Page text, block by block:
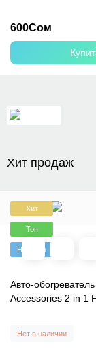
600Сом
Хит продаж
Хит
Топ
Новинка
Авто-
Accessories 2 in 1
Нет в наличии